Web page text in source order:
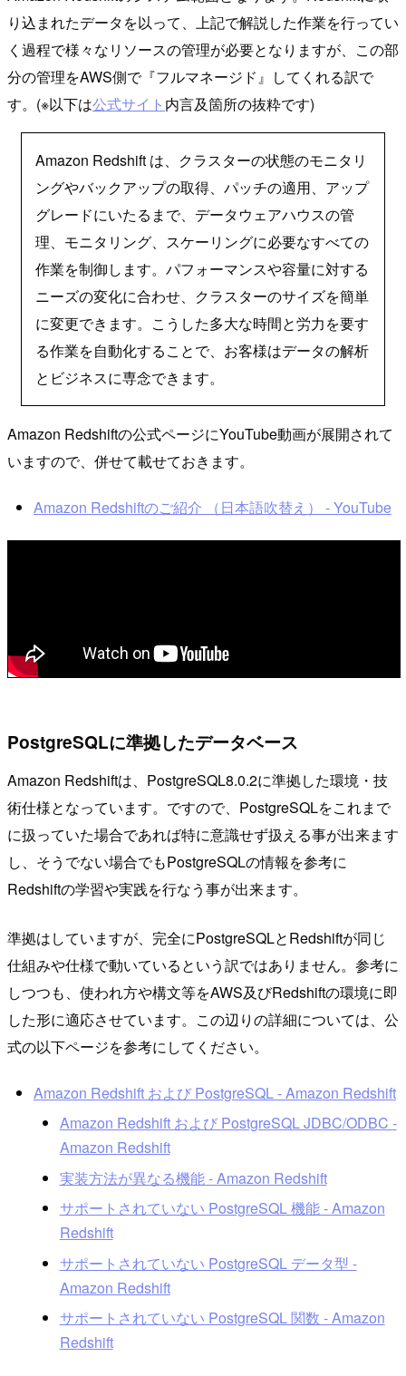
り込まれたデータを以って、上記で解説した作業を行ってい
く過程で様々なリソースの管理が必要となりますが、この部
分の管理をAWS側で『フルマネージド』してくれる訳で
す。(※以下は公式サイト 内言及箇所の抜粋です)
Amazon Redshift は、クラスターの状態のモニタリ
ングやバックアップの取得、パッチの適用、アップ
グレードにいたるまで、データウェアハウスの管
理、モニタリング、スケーリングに必要なすべての
作業を制御します。パフォーマンスや容量に対する
ニーズの変化に合わせ、クラスターのサイズを簡単
に変更できます。こうした多大な時間と労力を要す
る作業を自動化することで、お客様はデータの解析
とビジネスに専念できます。
Amazon Redshiftの公式ページにYouTube動画が展開されて
いますので、併せて載せておきます。
Amazon Redshiftのご紹介 （日本語吹替え） - YouTube
PostgreSQLに準拠したデータベース
Amazon Redshiftは、PostgreSQL8.0.2に準拠した環境・技
術仕様となっています。ですので、PostgreSQLをこれまで
に扱っていた場合であれば特に意識せず扱える事が出来ます
し、そうでない場合でもPostgreSQLの情報を参考に
Redshiftの学習や実践を行なう事が出来ます。
準拠はしていますが、完全にPostgreSQLとRedshiftが同じ
仕組みや仕様で動いているという訳ではありません。参考に
しつつも、使われ方や構文等をAWS及びRedshiftの環境に即
した形に適応させています。この辺りの詳細については、公
式の以下ページを参考にしてください。
Amazon Redshift および PostgreSQL - Amazon Redshift
Amazon Redshift および PostgreSQL JDBC/ODBC -
Amazon Redshift
実装方法が異なる機能 - Amazon Redshift
サポートされていない PostgreSQL 機能 - Amazon
Redshift
サポートされていない PostgreSQL データ型 -
Amazon Redshift
サポートされていない PostgreSQL 関数 - Amazon
Redshift